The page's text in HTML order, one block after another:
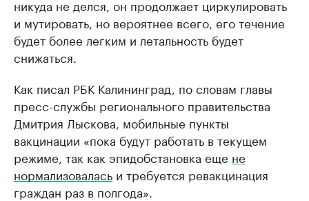
никуда не делся, он продолжает циркулировать
и мутировать, но вероятнее всего, его течение
будет более легким и летальность будет
снижаться.
Как писал РБК Калининград, по словам главы
пресс-службы регионального правительства
Дмитрия Лыскова, мобильные пункты
вакцинации «пока будут работать в текущем
режиме, так как эпидобстановка еще не
нормализовалась и требуется ревакцинация
граждан раз в полгода».